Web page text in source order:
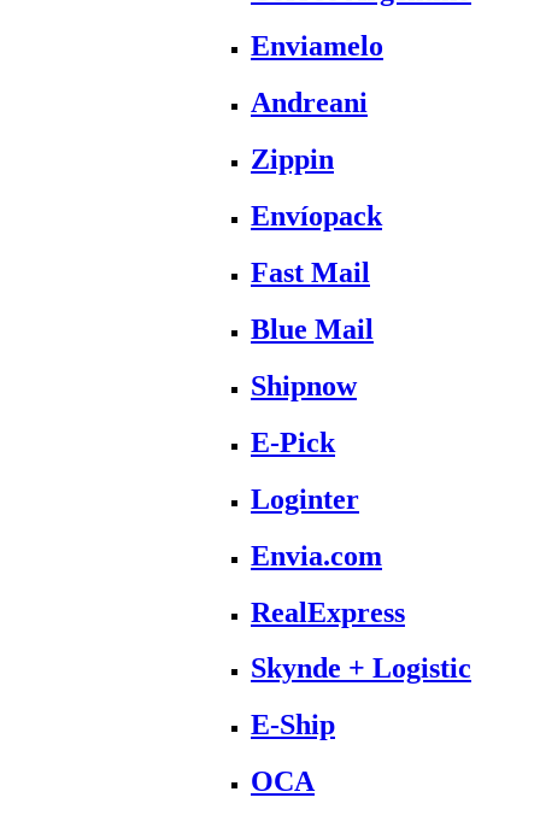
Enviamelo
Andreani
Zippin
Envíopack
Fast Mail
Blue Mail
Shipnow
E-Pick
Loginter
Envia.com
RealExpress
Skynde + Logistic
E-Ship
OCA